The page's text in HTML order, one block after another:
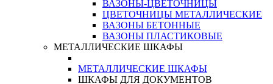
ВАЗОНЫ-ЦВЕТОЧНИЦЫ
ЦВЕТОЧНИЦЫ МЕТАЛЛИЧЕСКИЕ
ВАЗОНЫ БЕТОННЫЕ
ВАЗОНЫ ПЛАСТИКОВЫЕ
МЕТАЛЛИЧЕСКИЕ ШКАФЫ
МЕТАЛЛИЧЕСКИЕ ШКАФЫ
ШКАФЫ ДЛЯ ДОКУМЕНТОВ